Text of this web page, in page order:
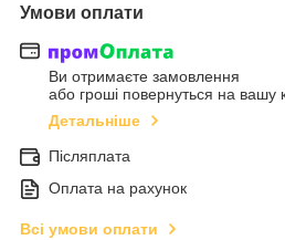
Умови оплати
Ви отримаєте замовлення
або гроші повернуться на вашу
Детальніше
Післяплата
Оплата на рахунок
Всі умови оплати